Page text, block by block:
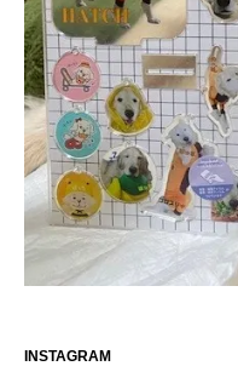
INSTAGRAM